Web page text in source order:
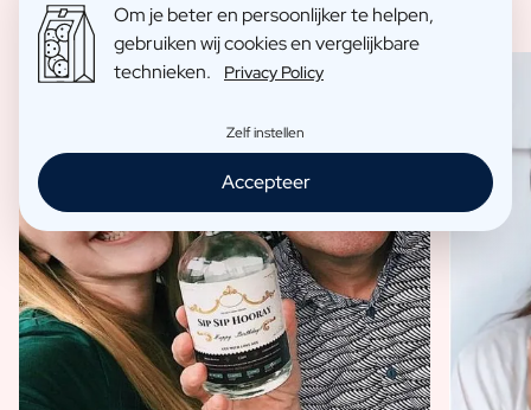
Om je beter en persoonlijker te helpen,
gebruiken wij cookies en vergelijkbare
technieken.
Privacy Policy
Zelf instellen
Accepteer